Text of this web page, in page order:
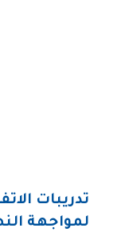
تدريبات
لمواجهة